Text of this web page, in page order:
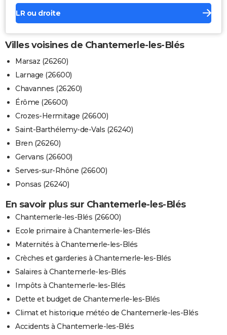
LR ou droite
Villes voisines de Chantemerle-les-Blés
Marsaz (26260)
Larnage (26600)
Chavannes (26260)
Érôme (26600)
Crozes-Hermitage (26600)
Saint-Barthélemy-de-Vals (26240)
Bren (26260)
Gervans (26600)
Serves-sur-Rhône (26600)
Ponsas (26240)
En savoir plus sur Chantemerle-les-Blés
Chantemerle-les-Blés (26600)
Ecole primaire à Chantemerle-les-Blés
Maternités à Chantemerle-les-Blés
Crèches et garderies à Chantemerle-les-Blés
Salaires à Chantemerle-les-Blés
Impôts à Chantemerle-les-Blés
Dette et budget de Chantemerle-les-Blés
Climat et historique météo de Chantemerle-les-Blés
Accidents à Chantemerle-les-Blés